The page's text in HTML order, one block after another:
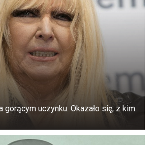
gorącym uczynku. Okazało się, z kim